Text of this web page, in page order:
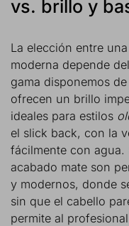
vs. brillo y
La elección entre
moderna depende
gama disponemos
ofrecen un brillo
ideales para estilos
el slick back, con la
fácilmente con agua.
acabado mate son
y modernos, donde
sin que el cabello
permite al